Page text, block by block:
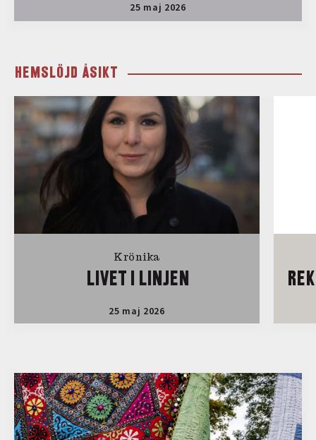
25 maj 2026
HEMSLÖJD ÅSIKT
Krönika
LIVET I LINJEN
25 maj 2026